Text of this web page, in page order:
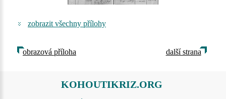
zobrazit všechny přílohy
obrazová příloha další strana
KOHOUTIKRIZ.ORG